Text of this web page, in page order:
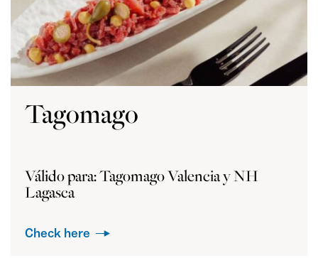
Tagomago
Válido para: Tagomago Valencia y NH
Lagasca
Check here